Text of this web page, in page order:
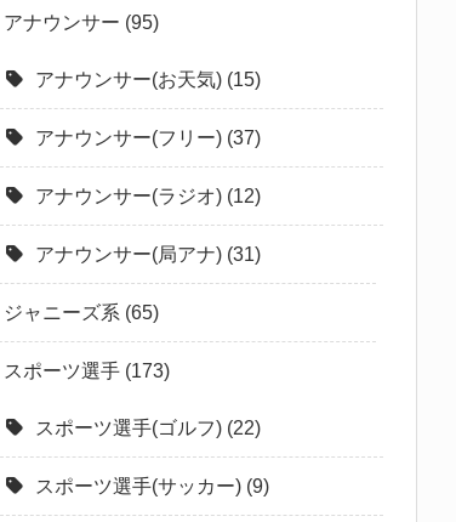
アナウンサー (95)
アナウンサー(お天気) (15)
アナウンサー(フリー) (37)
アナウンサー(ラジオ) (12)
アナウンサー(局アナ) (31)
ジャニーズ系 (65)
スポーツ選手 (173)
スポーツ選手(ゴルフ) (22)
スポーツ選手(サッカー) (9)